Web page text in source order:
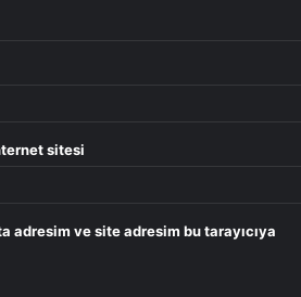
sitesi
adresim ve site adresim bu tarayıcıya